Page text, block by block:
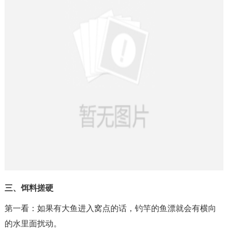
三、饵料搓硬
第一看：如果有大鱼进入窝点的话，钓竿的鱼漂就会有横向
的水里面扰动。